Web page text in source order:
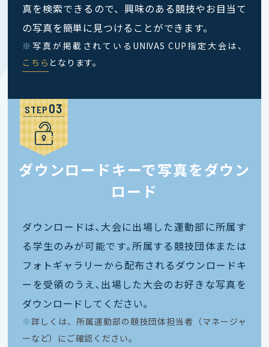
真を検索できるので、興味のある競技やお目当て
の写真を簡単に見つけることができます。
※ 写真が掲載されているUNIVAS CUP指定大会は、
こちら となります。
STEP
ダウンロードキーで写真をダウン
ロード
ダウンロードは､大会に出場した運動部に所属す
る学生のみが可能です｡所属する競技団体または
フォトギャラリーから配布されるダウンロードキ
ーを受領のうえ､出場した大会のお好きな写真を
ダウンロードしてください｡
※ 詳しくは、所属運動部の競技団体担当者（マネージャ
ーなど）にご確認ください。